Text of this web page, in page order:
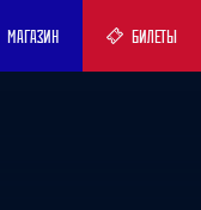
МАГАЗИН БИЛЕТЫ